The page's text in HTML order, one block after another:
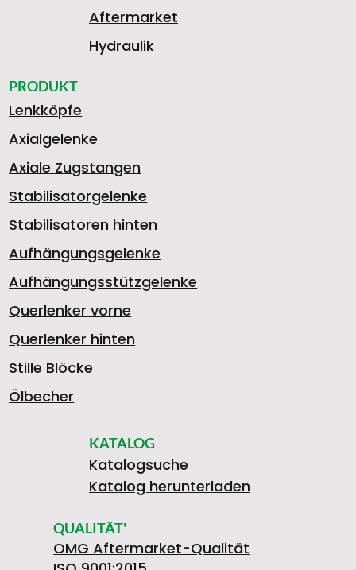
Aftermarket
Hydraulik
PRODUKT
Lenkköpfe
Axialgelenke
Axiale Zugstangen
Stabilisatorgelenke
Stabilisatoren hinten
Aufhängungsgelenke
Aufhängungsstützgelenke
Querlenker vorne
Querlenker hinten
Stille Blöcke
Ölbecher
KATALOG
Katalogsuche
Katalog herunterladen
QUALITÄT'
OMG Aftermarket-Qualität